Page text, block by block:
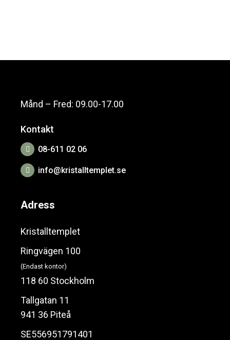
Månd – Fred: 09.00-17.00
Kontakt
08-611 02 06
info@kristalltemplet.se
Adress
Kristalltemplet
Ringvägen 100
(Endast kontor)
118 60 Stockholm
Tallgatan 11
941 36 Piteå
SE556951791401